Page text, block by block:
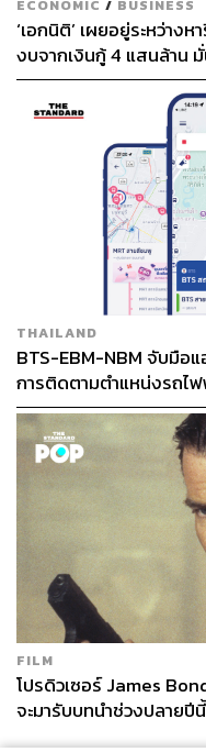
ECONOMIC / BUSINESS
‘เอกนิติ’ เผยอยู่ระหว่าง
งบจากเงินกู้ 4 แสนล้าน
เฟส 2 มีเพียงพอ
THAILAND
BTS-EBM-NBM จับมือ
การติดตามตำแหน่งรถไ
FILM
โปรดิวเซอร์ James
จะมารับบทนำช่วงปลายปีนี้